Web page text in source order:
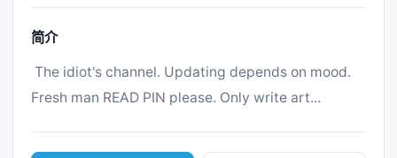
简介
Fresh man READ PIN please. Only write art...